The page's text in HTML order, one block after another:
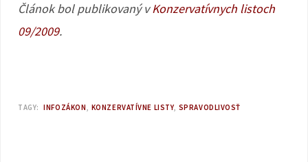
Článok bol publikovaný vKonzervatívnych listoch
09/2009.
TAGY: INFOZÁKON KONZERVATÍVNE LISTY SPRAVODLIVOSŤ